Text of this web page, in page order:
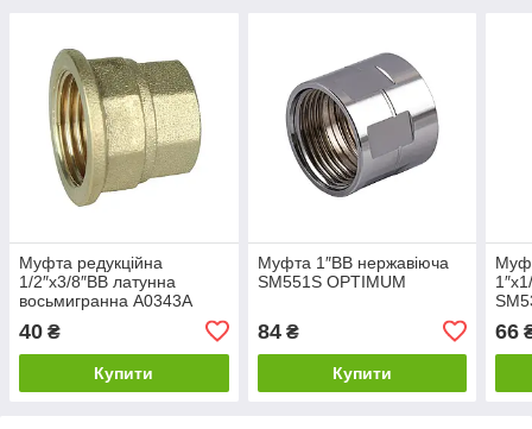
Муфта редукційна
1/2″х3/8″ВВ латунна
восьмигранна А0343А
40 ₴
Купити
Муфта 1″ВВ нержавіюча
SM551S OPTIMUM
84₴
Купити
66